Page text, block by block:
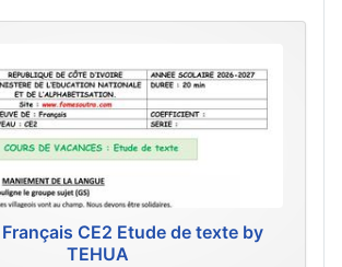
Français CE2 Etude de texte by
TEHUA